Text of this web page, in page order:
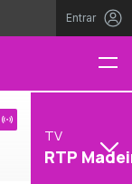
Entrar
TV
RTP